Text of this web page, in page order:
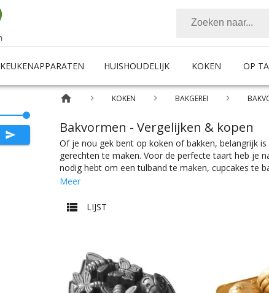
KEUKENAPPARATEN HUISHOUDELIJK KOKEN OP
KOKEN BAKGEREI
Bakvormen - Vergelijken & kopen
Of je nou gek bent op koken of bakken, belangrijk
gerechten te maken. Voor de perfecte taart heb je
nodig hebt om een tulband te maken, cupcakes te
makkelijk het product met de juiste specificaties.
gebrek. Met merken als Cosy & Trendy, Dr.
product dat bij jou past. En met ook nog eens de
Meer
LIJST